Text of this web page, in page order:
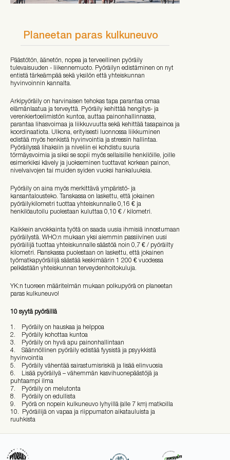
Planeetan paras kulkuneuvo
Päästötön, äänetön, nopea ja terveellinen pyöräily
tulevaisuuden - liikennemuoto. Pyöräilyn edistäminen on nyt
entistä tärkeämpää sekä yksilön että yhteiskunnan
hyvinvoinnin kannalta.
Arkipyöräily on harvinaisen tehokas tapa parantaa omaa
elämänlaatua ja terveyttä. Pyöräily kehittää hengitys- ja
verenkiertoelimistön kuntoa, auttaa painonhallinnassa,
parantaa lihasvoimaa ja liikkuvuutta sekä kehittää tasapainoa ja
koordinaatiota. Ulkona, erityisesti luonnossa liikkuminen
edistää myös henkistä hyvinvointia ja stressin hallintaa.
Pyöräilyssä lihaksiin ja niveliin ei kohdistu suuria
törmäysvoimia ja siksi se sopii myös sellaisille henkilöille, joille
esimerkiksi kävely ja juokseminen tuottavat korkean painon,
nivelvaivojen tai muiden syiden vuoksi hankaluuksia.
Pyöräily on aina myös merkittävä ympäristö- ja
kansantalousteko. Tanskassa on laskettu, että jokainen
pyöräilykilometri tuottaa yhteiskunnalle 0,16 € ja
henkilöautoilu puolestaan kuluttaa 0,10 € / kilometri.
Kaikkein arvokkainta työtä on saada uusia ihmisiä innostumaan
pyöräilystä. WHO:n mukaan yksi aiemmin passiivinen uusi
pyöräilijä tuottaa yhteiskunnalle säästöä noin 0,7 € / pyöräilty
kilometri. Ranskassa puolestaan on laskettu, että jokainen
työmatkapyöräilijä säästää keskimäärin 1 200 € vuodessa
pelkästään yhteiskunnan terveydenhoitokuluja.
YK:n tuoreen määritelmän mukaan polkupyörä on planeetan
paras kulkuneuvo!
10 syytä pyöräillä
1. Pyöräily on hauskaa ja helppoa
2. Pyöräily kohottaa kuntoa
3. Pyöräily on hyvä apu painonhallintaan
4. Säännöllinen pyöräily edistää fyysistä ja psyykkistä
hyvinvointia
5. Pyöräily vähentää sairastumisriskiä ja lisää elinvuosia
6. Lisää pyöräilyä – vähemmän kasvihuonepäästöjä ja
puhtaampi ilma
7. Pyöräily on melutonta
8. Pyöräily on edullista
9. Pyörä on nopein kulkuneuvo lyhyillä (alle 7 km) matkoilla
10. Pyöräilijä on vapaa ja riippumaton aikatauluista ja
ruuhkista